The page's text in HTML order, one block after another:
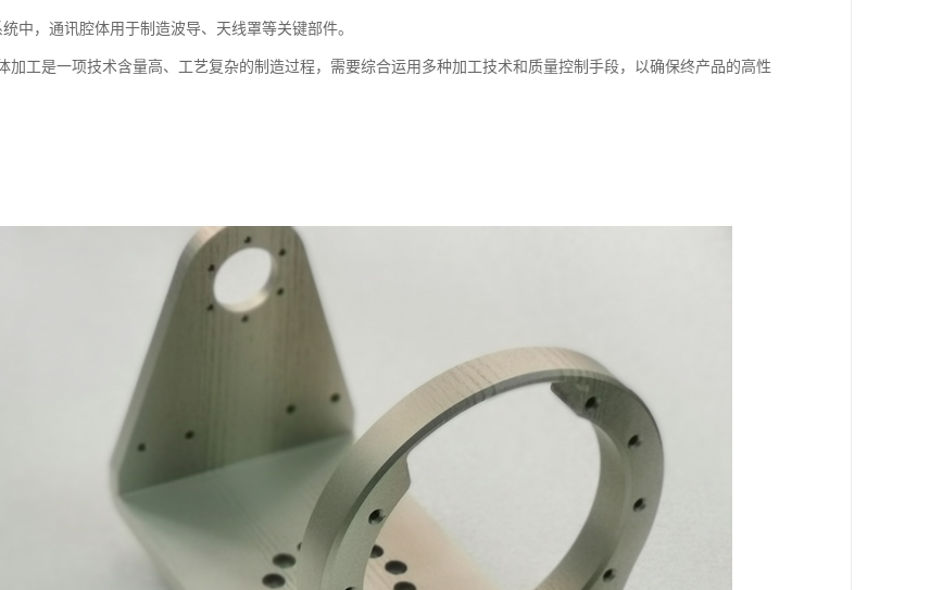
中，通讯腔体用于制造波导、天线罩等关键部件。
加工是一项技术含量高、工艺复杂的制造过程，需要综合运用多种加工技术和质量控制手段，以确保终产品的高性